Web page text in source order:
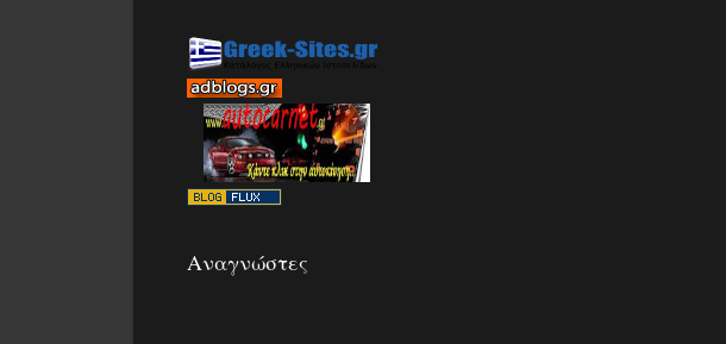
Αναγνώστες